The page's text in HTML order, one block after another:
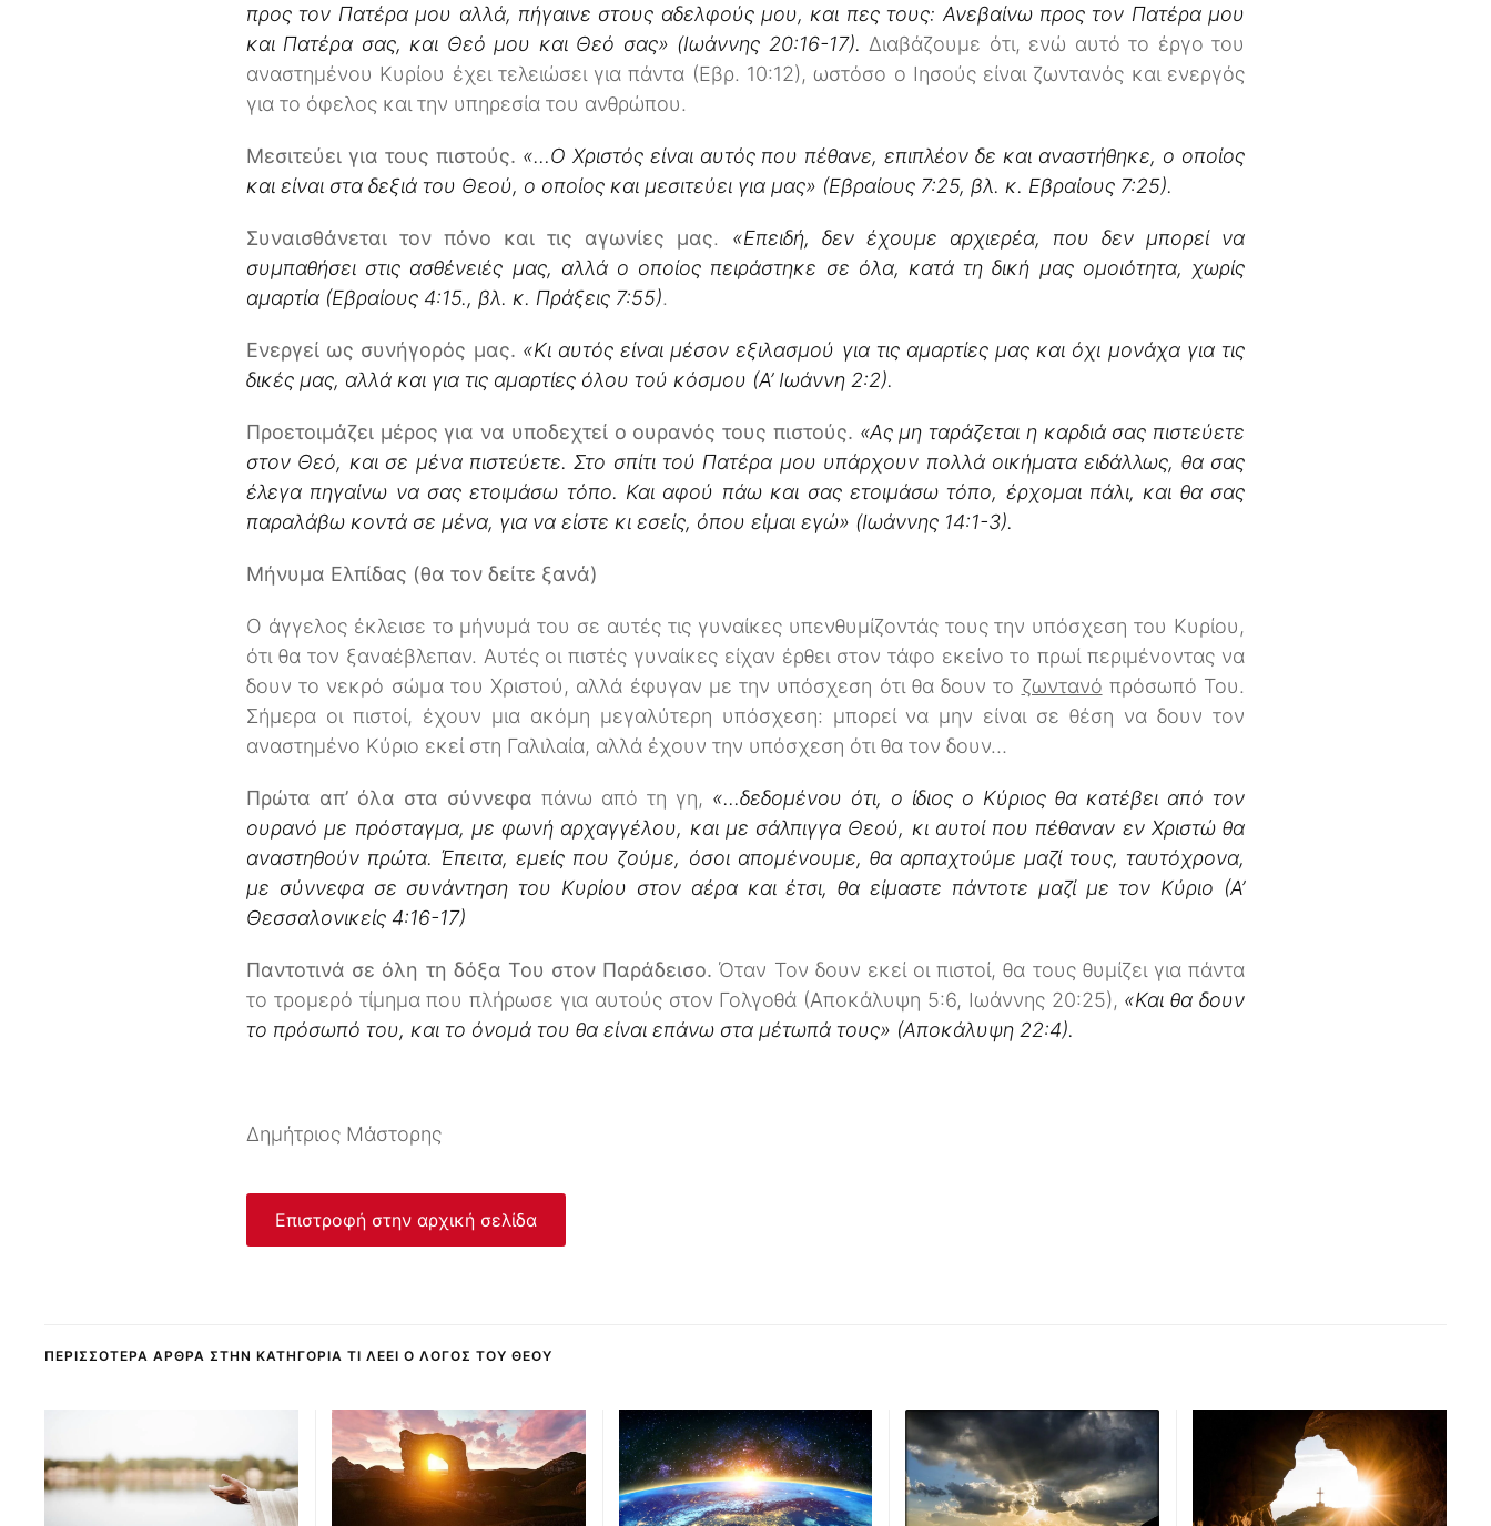
προς τον Πατέρα μου αλλά, πήγαινε στους αδελφούς μου, και πες τους: Ανεβαίνω προς τον Πατέρα μου
και Πατέρα σας, και Θεό μου και Θεό σας» (Ιωάννης 20:16-17). Διαβάζουμε ότι, ενώ αυτό το έργο του
αναστημένου Κυρίου έχει τελειώσει για πάντα (Εβρ. 10:12), ωστόσο ο Ιησούς είναι ζωντανός και ενεργός
για το όφελος και την υπηρεσία του ανθρώπου.
Μεσιτεύει για τους πιστούς. «…Ο Χριστός είναι αυτός που πέθανε, επιπλέον δε και αναστήθηκε, ο οποίος
και είναι στα δεξιά του Θεού, ο οποίος και μεσιτεύει για μας» (Εβραίους 7:25, βλ. κ. Εβραίους 7:25).
Συναισθάνεται τον πόνο και τις αγωνίες μας. «Επειδή, δεν έχουμε αρχιερέα, που δεν μπορεί να
συμπαθήσει στις ασθένειές μας, αλλά ο οποίος πειράστηκε σε όλα, κατά τη δική μας ομοιότητα, χωρίς
αμαρτία (Εβραίους 4:15., βλ. κ. Πράξεις 7:55).
Ενεργεί ως συνήγορός μας. «Κι αυτός είναι μέσον εξιλασμού για τις αμαρτίες μας και όχι μονάχα για τις
δικές μας, αλλά και για τις αμαρτίες όλου τού κόσμου (Α’ Ιωάννη 2:2).
Προετοιμάζει μέρος για να υποδεχτεί ο ουρανός τους πιστούς. «Ας μη ταράζεται η καρδιά σας πιστεύετε
στον Θεό, και σε μένα πιστεύετε. Στο σπίτι τού Πατέρα μου υπάρχουν πολλά οικήματα ειδάλλως, θα σας
έλεγα πηγαίνω να σας ετοιμάσω τόπο. Και αφού πάω και σας ετοιμάσω τόπο, έρχομαι πάλι, και θα σας
παραλάβω κοντά σε μένα, για να είστε κι εσείς, όπου είμαι εγώ» (Ιωάννης 14:1-3).
Μήνυμα Ελπίδας (θα τον δείτε ξανά)
Ο άγγελος έκλεισε το μήνυμά του σε αυτές τις γυναίκες υπενθυμίζοντάς τους την υπόσχεση του Κυρίου,
ότι θα τον ξαναέβλεπαν. Αυτές οι πιστές γυναίκες είχαν έρθει στον τάφο εκείνο το πρωί περιμένοντας να
δουν το νεκρό σώμα του Χριστού, αλλά έφυγαν με την υπόσχεση ότι θα δουν το ζωντανό πρόσωπό Του.
Σήμερα οι πιστοί, έχουν μια ακόμη μεγαλύτερη υπόσχεση: μπορεί να μην είναι σε θέση να δουν τον
αναστημένο Κύριο εκεί στη Γαλιλαία, αλλά έχουν την υπόσχεση ότι θα τον δουν…
Πρώτα απ’ όλα στα σύννεφα πάνω από τη γη, «...δεδομένου ότι, ο ίδιος ο Κύριος θα κατέβει από τον
ουρανό με πρόσταγμα, με φωνή αρχαγγέλου, και με σάλπιγγα Θεού, κι αυτοί που πέθαναν εν Χριστώ θα
αναστηθούν πρώτα. Έπειτα, εμείς που ζούμε, όσοι απομένουμε, θα αρπαχτούμε μαζί τους, ταυτόχρονα,
με σύννεφα σε συνάντηση του Κυρίου στον αέρα και έτσι, θα είμαστε πάντοτε μαζί με τον Κύριο (Α’
Θεσσαλονικείς 4:16-17)
Παντοτινά σε όλη τη δόξα Του στον Παράδεισο. Όταν Τον δουν εκεί οι πιστοί, θα τους θυμίζει για πάντα
το τρομερό τίμημα που πλήρωσε για αυτούς στον Γολγοθά (Αποκάλυψη 5:6, Ιωάννης 20:25), «Και θα δουν
το πρόσωπό του, και το όνομά του θα είναι επάνω στα μέτωπά τους» (Αποκάλυψη 22:4).
Δημήτριος Μάστορης
Επιστροφή στην αρχική σελίδα
ΠΕΡΙΣΣΌΤΕΡΑ ΆΡΘΡΑ ΣΤΗΝ ΚΑΤΗΓΟΡΊΑ ΤΙ ΛΈΕΙ Ο ΛΌΓΟΣ ΤΟΥ ΘΕΟΎ